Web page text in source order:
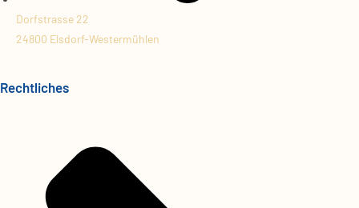
Dorfstrasse 22
24800 Elsdorf-Westermühlen
Rechtliches